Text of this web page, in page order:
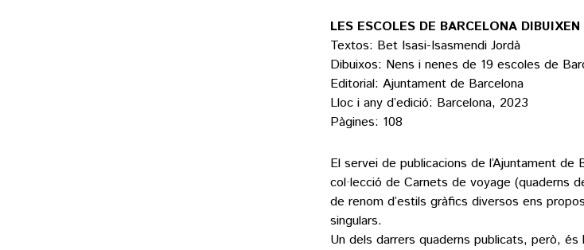
LES ESCOLES DE BARCELONA
Textos: Bet Isasi-Isasmendi Jordà
Dibuixos: Nens i nenes de 19 escoles de
Editorial: Ajuntament de Barcelona
Lloc i any d’edició: Barcelona, 2023
Pàgines: 108
El servei de publicacions de l’Ajuntament
col·lecció de Carnets de voyage (quaderns
de renom d’estils gràfics diversos ens
singulars.
Un dels darrers quaderns publicats, però,